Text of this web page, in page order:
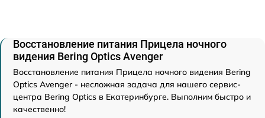
Восстановление питания Прицела ночного
видения Bering Optics Avenger
Восстановление питания Прицела ночного видения Bering
Optics Avenger - несложная задача для нашего сервис-
центра Bering Optics в Екатеринбурге. Выполним быстро и
качественно!